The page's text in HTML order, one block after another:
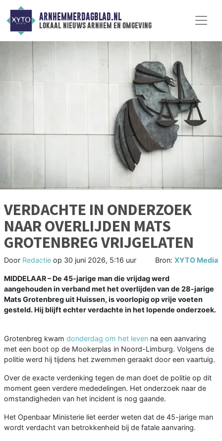
ARNHEMMERDAGBLAD.NL
lokaal nieuws arnhem en omgeving
VERDACHTE IN ONDERZOEK
NAAR OVERLIJDEN MATS
GROTENBREG VRIJGELATEN
Door Redactie op 30 juni 2026, 5:16 uur Bron: XYTO Media
MIDDELAAR – De 45-jarige man die vrijdag werd
aangehouden in verband met het overlijden van de 28-jarige
Mats Grotenbreg uit Huissen, is voorlopig op vrije voeten
gesteld. Hij blijft echter verdachte in het lopende onderzoek.
Grotenbreg kwam donderdag om het leven na een aanvaring
met een boot op de Mookerplas in Noord-Limburg. Volgens de
politie werd hij tijdens het zwemmen geraakt door een vaartuig.
Over de exacte verdenking tegen de man doet de politie op dit
moment geen verdere mededelingen. Het onderzoek naar de
omstandigheden van het incident is nog gaande.
Het Openbaar Ministerie liet eerder weten dat de 45-jarige man
wordt verdacht van betrokkenheid bij de fatale aanvaring.